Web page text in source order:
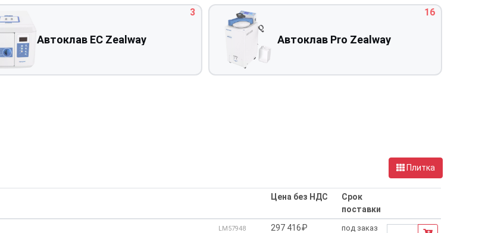
Автоклав EC Zealway
3
Автоклав Pro Zealway
16
Плитка
Цена без НДС
Срок
поставки
LM57948 297 416₽ под заказ